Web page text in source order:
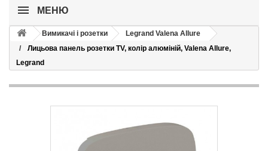
МЕНЮ
Вимикачі і розетки
Legrand Valena Allure
Лицьова панель розетки TV, колір алюміній, Valena Allure,
Legrand